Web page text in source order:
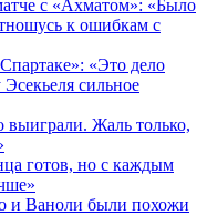
с «Ахматом»: «Было
к ошибкам с
«Это дело
сильное
Жаль только,
готов, но с каждым
и Ваноли были похожи